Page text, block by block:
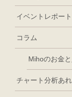
イベントレポート
コラム
Mihoのお金
チャート分析あ